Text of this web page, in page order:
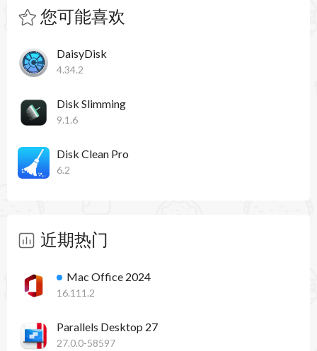
您可能喜欢
DaisyDisk
4.34.2
Disk Slimming
9.1.6
Disk Clean Pro
6.2
近期热门
Mac Office 2024
16.111.2
Parallels Desktop 27
27.0.0-58597